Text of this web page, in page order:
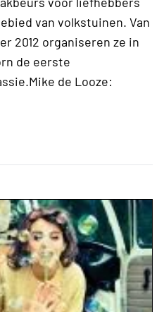
van volkstuinen. Van
2012 organiseren ze in
de eerste
de Looze: